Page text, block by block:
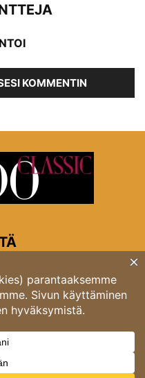
KOMMENTIN
Helsinki
03 4246 5318